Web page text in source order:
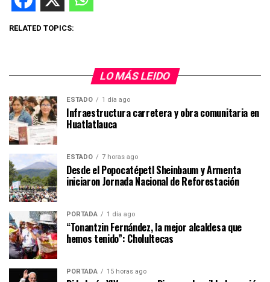
RELATED TOPICS:
LO MÁS LEIDO
ESTADO 1 día ago
Infraestructura carretera y obra comunitaria en
Huatlatlauca
ESTADO 7 horas ago
Desde el Popocatépetl Sheinbaum y Armenta
iniciaron Jornada Nacional de Reforestación
PORTADA 1 día ago
“Tonantzin Fernández, la mejor alcaldesa que
hemos tenido”: Cholultecas
PORTADA 15 horas ago